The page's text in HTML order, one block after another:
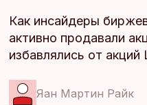
Как инсайдеры
активно продавали
избавлялись от акций
Яан Мартин Райк